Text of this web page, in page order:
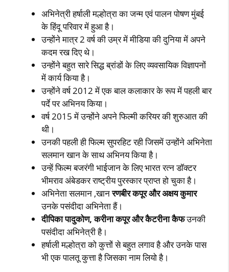
अभिनेत्री हर्षाली मल्होत्रा का जन्म एवं पालन पोषण मुंबई
के हिंदू परिवार में हुआ है।
उन्होंने मात्र 2 वर्ष की उम्र में मीडिया की दुनिया में अपने
कदम रख दिए थे।
उन्होंने बहुत सारे सिद्ध ब्रांडों के लिए व्यवसायिक विज्ञापनों
में कार्य किया है।
उन्होंने वर्ष 2012 में एक बाल कलाकार के रूप में पहली बार
पर्दे पर अभिनय किया।
वर्ष 2015 में उन्होंने अपने फिल्मी करियर की शुरुआत की
थी।
उनकी पहली ही फिल्म सुपरहिट रही जिसमें उन्होंने अभिनेता
सलमान खान के साथ अभिनय किया है।
उन्हें फिल्म बजरंगी भाईजान के लिए भारत रत्न डॉक्टर
भीमराव अंबेडकर राष्ट्रीय पुरस्कार प्राप्त हो चुका है।
अभिनेता सलमान ,खानरणबीर कपूर और अक्षय कुमार
उनके पसंदीदा अभिनेता हैं।
दीपिका पादुकोण, करीना कपूर और कैटरीना कैफउनकी
पसंदीदा अभिनेत्री है।
हर्षाली मल्होत्रा को कुत्तों से बहुत लगाव है और उनके पास
भी एक पालतू कुत्ता है जिसका नाम लियो है।